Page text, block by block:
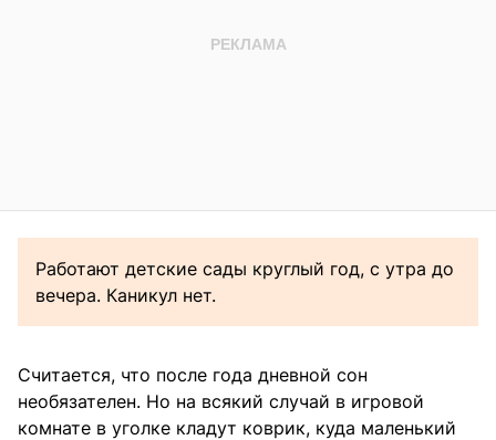
Работают детские сады круглый год, с утра до
вечера. Каникул нет.
Считается, что после года дневной сон
необязателен. Но на всякий случай в игровой
комнате в уголке кладут коврик, куда маленький